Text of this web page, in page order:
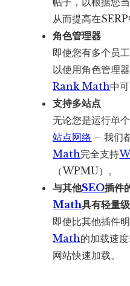
从而提高在SERP
角色管理器
即使您有多个员
以使用角色管理
Rank Math中
支持多站点
无论您是运行单
站点网络 – 我们
Math完全支持
（WPMU）。
与其他SEO插件
Math具有轻量级
即使比其他插件
Math的加载速
网站快速加载。